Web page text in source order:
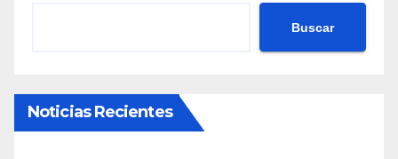
Buscar
Noticias Recientes